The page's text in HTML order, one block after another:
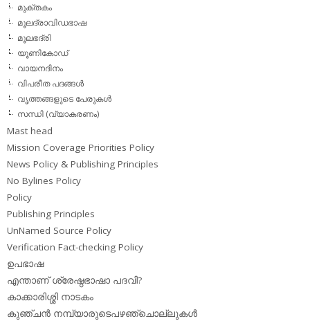
മുക്തകം
മൂലദ്രാവിഡഭാഷ
മൂലഭദ്രി
യൂണികോഡ്
വായനദിനം
വിപരീത പദങ്ങള്‍
വൃത്തങ്ങളുടെ പേരുകള്‍
സന്ധി (വ്യാകരണം)
Mast head
Mission Coverage Priorities Policy
News Policy & Publishing Principles
No Bylines Policy
Policy
Publishing Principles
UnNamed Source Policy
Verification Fact-checking Policy
ഉപഭാഷ
എന്താണ് ശ്രേഷ്ഠഭാഷാ പദവി?
കാക്കാരിശ്ശി നാടകം
കുഞ്ചന്‍ നമ്പ്യാരുടെപഴഞ്ചൊല്ലുകള്‍